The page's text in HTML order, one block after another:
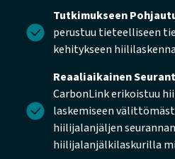
Tutkimukseen
perustuu tieteelliseen
kehitykseen
Reaaliaikainen
CarbonLink erikoistuu
laskemiseen
hiilijalanjäljen
hiilijalanjälkilaskurilla